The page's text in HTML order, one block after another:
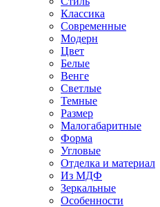
Классика
Современные
Модерн
Цвет
Белые
Венге
Светлые
Темные
Размер
Малогабаритные
Форма
Угловые
Отделка и материал
Из МДФ
Зеркальные
Особенности